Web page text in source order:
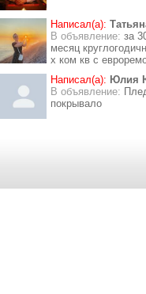
Написал(а):
В объявление: за
месяц
х ком кв с
Написал(а): Юлия
В объявление:
покрывало